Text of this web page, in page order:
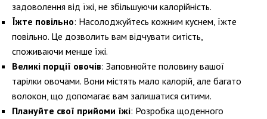
задоволення від їжі, не збільшуючи калорійність.
Їжте повільно: Насолоджуйтесь кожним куснем, їжте
повільно. Це дозволить вам відчувати ситість,
споживаючи менше їжі.
Великі порції овочів: Заповнюйте половину вашої
тарілки овочами. Вони містять мало калорій, але багато
волокон, що допомагає вам залишатися ситими.
Плануйте свої прийоми їжі: Розробка щоденного